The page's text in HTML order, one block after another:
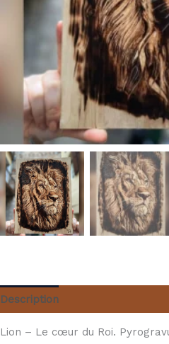
Description
Lion – Le cœur du Roi.